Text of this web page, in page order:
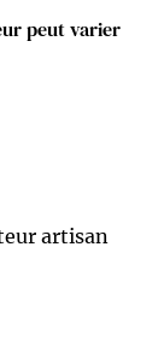
peut varier
artisan